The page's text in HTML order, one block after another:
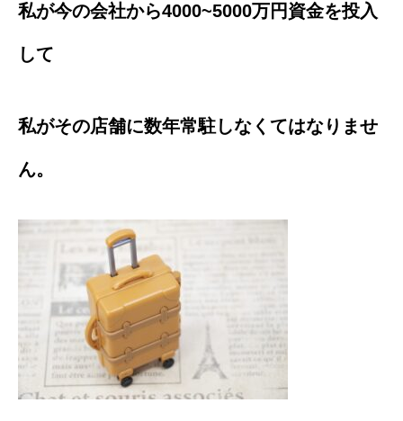
私が今の会社から4000~5000万円資金を投入
して
私がその店舗に数年常駐しなくてはなりませ
ん。